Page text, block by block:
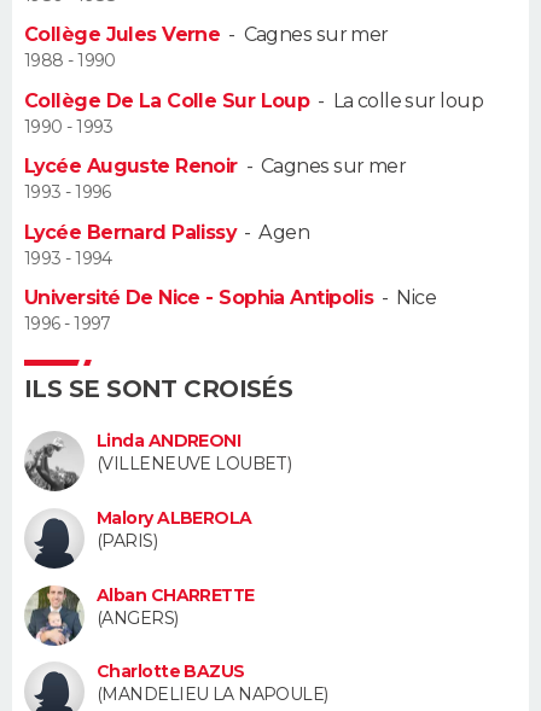
Alimentation
Guide de la santé
Maladies
Médicaments
Sommeil
VOYAGE
Destinations
City break
Voyage nature
Voyage de noces
Forum
Climat
+
PHOTO
GUIDES D'ACHAT
BONS PLANS
Carte de Noël
Carte Bonne année
Carte Saint-Valentin
Carte Pâques
Carte d'anniversaire
Dictionnaire
Biographies
Citations
Expressions
Proverbes
PROGRAMME TV
COPAINS D'AVANT
S'inscrire
Se connecter
Lycées
Collèges
Primaires
Universités
Entreprises
Service militaire
Avis de recherche
AVIS DE DÉCÈS
FORUM
Bricolage
Lifestyle
Culture
Sport
Auto
Television
Voyage
Cinema
Collège Jules Verne - Cagnes sur mer
1988 - 1990
Collège De La Colle Sur Loup- La colle sur loup
1990 - 1993
Lycée Auguste Renoir-Cagnes sur mer
1993 - 1996
Lycée Bernard Palissy-Agen
1993 - 1994
Université De Nice - Sophia Antipolis- Nice
1996 - 1997
ILS SE SONT CROISÉS
Linda ANDREONI
(VILLENEUVE LOUBET)
Malory ALBEROLA
(PARIS)
Alban CHARRETTE
(ANGERS)
Charlotte BAZUS
(MANDELIEU LA NAPOULE)